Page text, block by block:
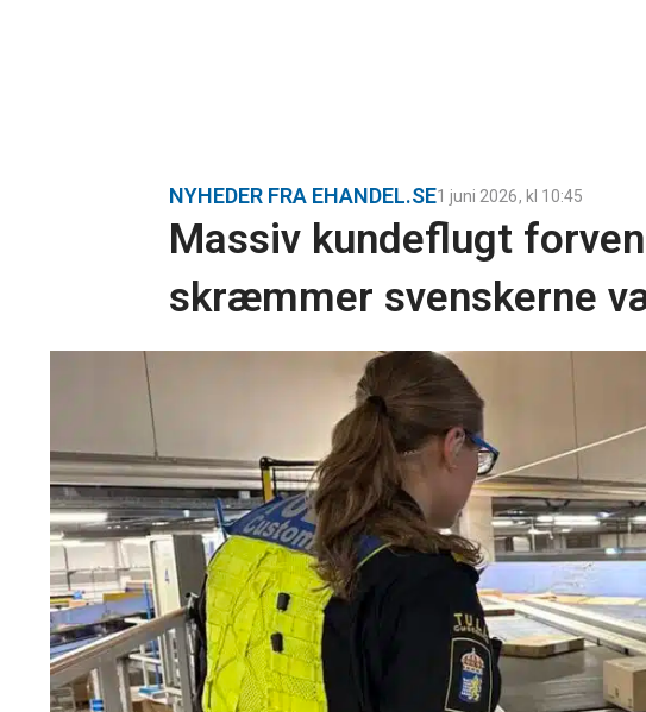
NYHEDER FRA EHANDEL.SE1 juni 2026, kl 10:45
Massiv kundeflugt
skræmmer svenskerne